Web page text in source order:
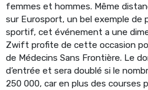
femmes et hommes. Même
sur Eurosport, un bel exemple de
sportif, cet événement a une
Zwift profite de cette occasion
de Médecins Sans Frontière. Le
d’entrée et sera doublé si le
250 000, car en plus des courses